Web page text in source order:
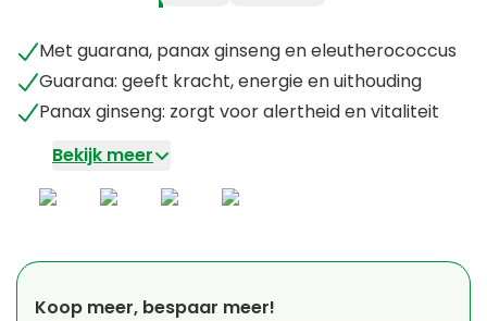
Met guarana, panax ginseng en eleutherococcus
Guarana: geeft kracht, energie en uithouding
Panax ginseng: zorgt voor alertheid en vitaliteit
Bekijk meer
Koop meer, bespaar meer!